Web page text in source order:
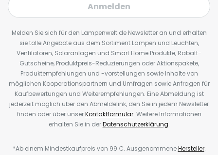
Anmelden
Melden Sie sich für den Lampenwelt.de Newsletter an und erhalten
sie tolle Angebote aus dem Sortiment Lampen und Leuchten,
Ventilatoren, Solaranlagen und Smart Home Produkte, Rabatt-
Gutscheine, Produktpreis-Reduzierungen oder Aktionspakete,
Produktempfehlungen und -vorstellungen sowie Inhalte von
möglichen Kooperationspartnern und Umfragen sowie Anfragen für
Kaufbewertungen und Weiterempfehlungen. Eine Abmeldung ist
jederzeit möglich über den Abmeldelink, den Sie in jedem Newsletter
finden oder über unserKontaktformular. Weitere Informationen
erhalten Sie in derDatenschutzerklärung.
*Ab einem Mindestkaufpreis von 99 €. AusgenommeneHersteller.